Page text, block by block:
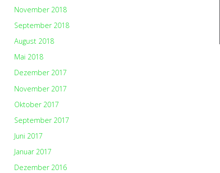
November 2018
September 2018
August 2018
Mai 2018
Dezember 2017
November 2017
Oktober 2017
September 2017
Juni 2017
Januar 2017
Dezember 2016